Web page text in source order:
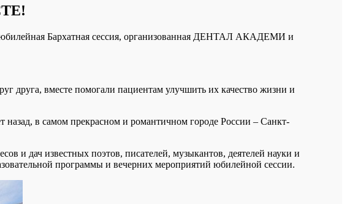
юбилейная Бархатная сессия, организованная ДЕНТАЛ АКАДЕМИ и
друга, вместе помогали пациентам улучшить их качество жизни и
в самом прекрасном и романтичном городе России – Санкт-
и дач известных поэтов, писателей, музыкантов, деятелей науки и
программы и вечерних мероприятий юбилейной сессии.